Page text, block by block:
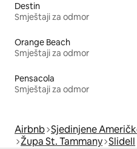
Destin
Smještaji za odmor
Orange Beach
Smještaji za odmor
Pensacola
Smještaji za odmor
Airbnb Sjedinjene
Župa St. Tammany Slidell